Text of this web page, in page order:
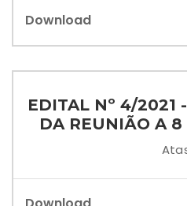
Download
EDITAL Nº 4/2021
DA REUNIÃO A 8